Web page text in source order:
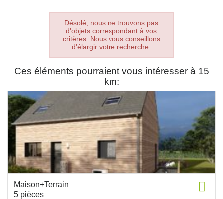
Désolé, nous ne trouvons pas
d'objets correspondant à vos
critères. Nous vous conseillons
d'élargir votre recherche.
Ces éléments pourraient vous intéresser à 15
km:
Maison+Terrain
5 pièces